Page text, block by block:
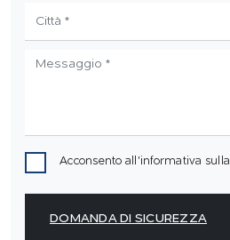
Acconsento all'informativa sulla
DOMANDA DI SICUREZZA